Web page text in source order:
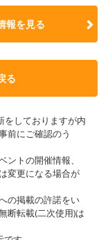
報を見る
る
しておりますが内
前にご確認のう
トの開催情報、
変更になる場合が
の掲載の許諾をい
断転載(二次使用)は